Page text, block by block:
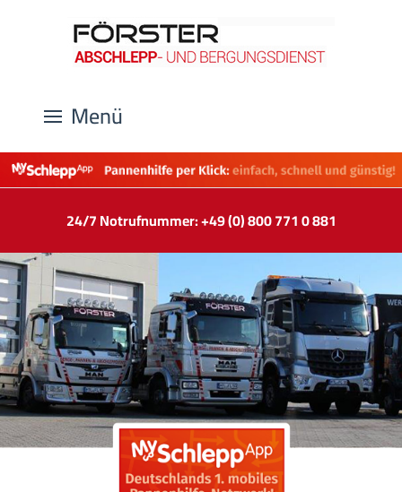
Menü
24/7 Notrufnummer: +49 (0) 800 771 0 881